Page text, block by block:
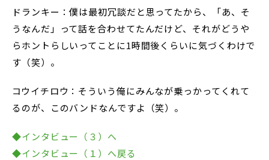
ドランキー：僕は最初冗談だと思ってたから、「あ、そ
うなんだ」って話を合わせてたんだけど、それがどうや
らホントらしいってことに1時間後くらいに気づくわけで
す（笑）。
コウイチロウ：そういう俺にみんなが乗っかってくれて
るのが、このバンドなんですよ（笑）。
◆インタビュー（３）へ
◆インタビュー（１）へ戻る